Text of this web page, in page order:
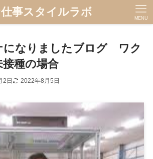
事スタイルラボ MENU
になりましたブログ ワク
接種の場合
2日 2022年8月5日